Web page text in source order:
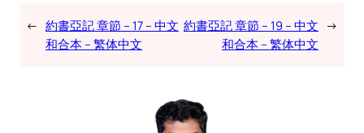
← 約書亞記 章節 – 17 – 中文
和合本 – 繁体中文
約書亞記 章節 – 19 – 中文
和合本 – 繁体中文
→